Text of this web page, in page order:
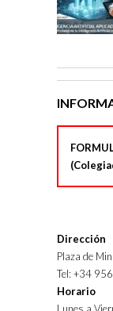
Dirección
Plaza de
Tel: +34
Horario